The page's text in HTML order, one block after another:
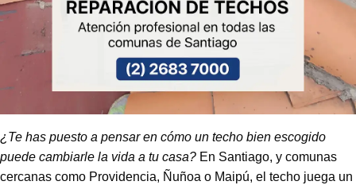
¿Te has puesto a pensar en cómo un techo bien escogido
puede cambiarle la vida a tu casa? En Santiago, y comunas
cercanas como Providencia, Ñuñoa o Maipú, el techo juega un